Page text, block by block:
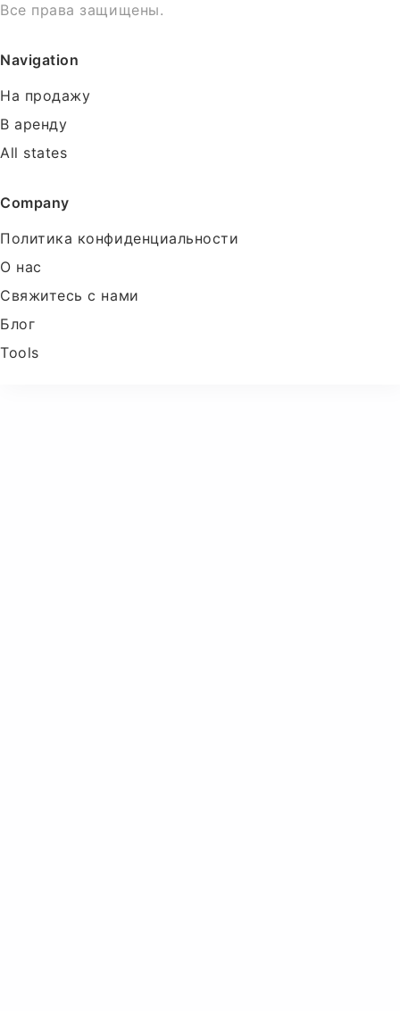
Все права защищены.
Navigation
На продажу
В аренду
All states
Company
Политика конфиденциальности
О нас
Свяжитесь с нами
Блог
Tools